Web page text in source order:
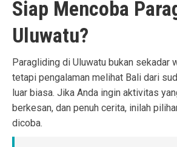
Siap Mencoba
Uluwatu?
Paragliding di Uluwatu bukan sekadar
tetapi pengalaman melihat Bali dari
luar biasa. Jika Anda ingin aktivitas
berkesan, dan penuh cerita, inilah
dicoba.